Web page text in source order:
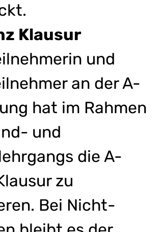
Klausur
und
an der A-
hat im Rahmen
und
die A-
zu
Bei Nicht-